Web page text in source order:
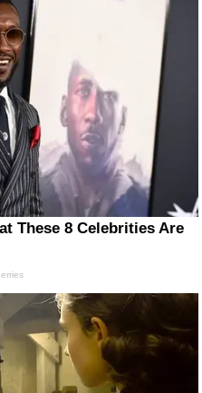
These 8 Celebrities Are